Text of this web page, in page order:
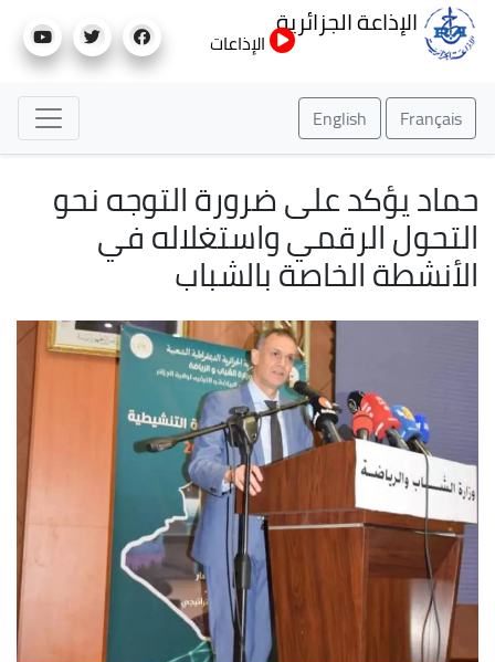
إلى
الإذاعة الجزائرية
الإذاعات
Français
English
حماد يؤكد على ضرورة التوجه نحو
التحول الرقمي واستغلاله في
الأنشطة الخاصة بالشباب